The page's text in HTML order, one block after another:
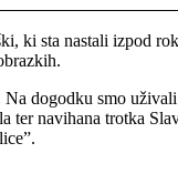
ki sta nastali izpod
dogodku smo
ter navihana trotka